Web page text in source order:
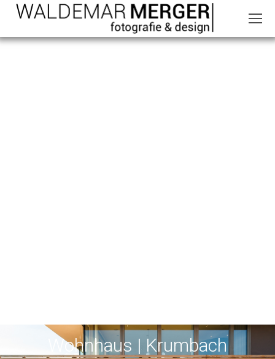
Wohnhaus | Krumbach